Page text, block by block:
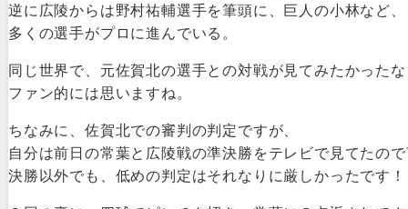
逆に広陵からは野村祐輔選手を筆頭に、巨人の小林など、
多くの選手がプロに進んでいる。
同じ世界で、元佐賀北の選手との対戦が見てみたかった
ファン的には思いますね。
ちなみに、佐賀北での審判の判定ですが、
自分は前日の常葉と広陵戦の準決勝をテレビで見てたの
決勝以外でも、低めの判定はそれなりに厳しかったです！